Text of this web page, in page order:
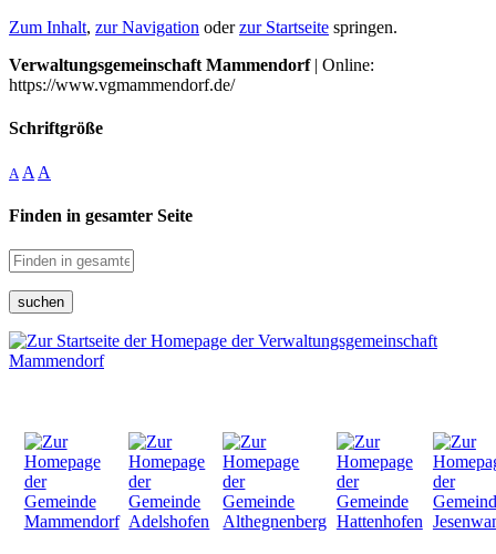
Zum Inhalt, zur Navigation oderzur Startseite springen.
Verwaltungsgemeinschaft Mammendorf| Online:
https://www.vgmammendorf.de/
Schriftgröße
A A A
Finden in gesamter Seite
suchen